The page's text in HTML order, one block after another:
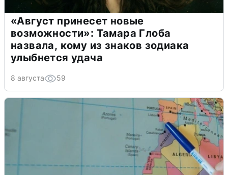
«Август принесет новые
возможности»: Тамара Глоба
назвала, кому из знаков зодиака
улыбнется удача
8 августа 59